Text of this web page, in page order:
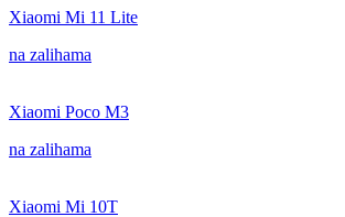
Xiaomi Mi 11 Lite
na zalihama
Xiaomi Poco M3
na zalihama
Xiaomi Mi 10T